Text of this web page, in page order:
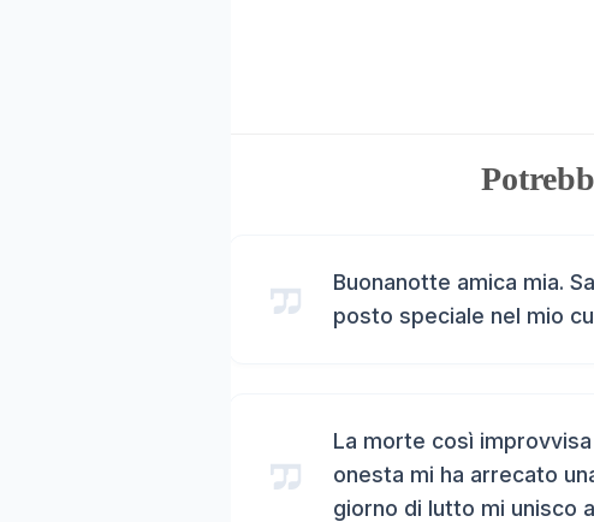
Buonanotte amica mia.
posto speciale nel mio
La morte così
onesta mi ha arrecato
giorno di lutto mi unisco